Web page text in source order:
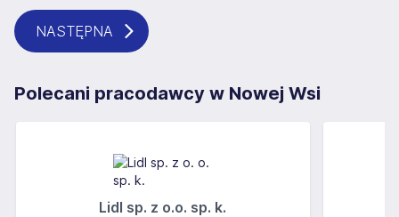
NASTĘPNA
Polecani pracodawcy w Nowej Wsi
Lidl sp. z o.o. sp. k.